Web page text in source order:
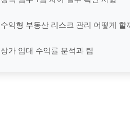
수익형 부동산 리스크 관리 어떻게 할
상가 임대 수익률 분석과 팁